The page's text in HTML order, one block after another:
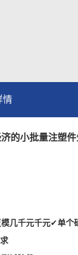
情
的小批量注塑
几千元千元✔单个